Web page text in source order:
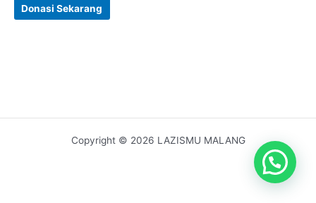
Donasi Sekarang
Copyright © 2026 LAZISMU MALANG